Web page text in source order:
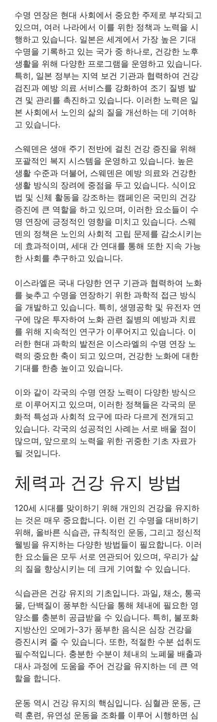
수명 연장은 현대 사회에서 중요한 주제로 부각되고
있으며, 여러 나라에서 이를 위한 정책과 노력을 시
행하고 있습니다. 일본은 세계에서 가장 높은 기대
수명을 기록하고 있는 국가 중 하나로, 건강한 노후
생활을 위해 다양한 프로그램을 운영하고 있습니다.
특히, 일본 정부는 지역 보건 기관과 협력하여 건강
검진과 예방 의료 서비스를 강화하여 조기 질병 발
견 및 관리를 촉진하고 있습니다. 이러한 노력은 일
본 사회에서 노인의 삶의 질을 개선하는 데 기여하
고 있습니다.
스웨덴은 생애 주기 전반에 걸친 건강 증진을 위해
포괄적인 복지 시스템을 운영하고 있습니다. 높은
생활 수준과 더불어, 스웨덴은 예방 의료와 건강한
생활 방식의 장려에 중점을 두고 있습니다. 식이요
법 및 신체 활동을 강조하는 캠페인은 국민의 건강
증진에 큰 역할을 하고 있으며, 이러한 요소들이 수
명 연장에 긍정적인 영향을 미치고 있습니다. 스웨
덴의 정책은 노인의 사회적 고립 문제를 감소시키는
데 효과적이며, 세대 간 연대를 통해 또한 지속 가능
한 사회를 추구하고 있습니다.
이스라엘은 국내 다양한 연구 기관과 협력하여 노화
를 늦추고 수명을 연장하기 위한 과학적 접근 방식
을 개발하고 있습니다. 특히, 생명공학 및 유전자 연
구에 많은 투자하여 노화 관련 질병의 예방과 치료
를 위해 지속적인 연구가 이루어지고 있습니다. 이
러한 현대 과학의 발전은 이스라엘의 수명 연장 노
력의 중요한 축이 되고 있으며, 건강한 노화에 대한
기대를 한층 높이고 있습니다.
이와 같이 각국의 수명 연장 노력이 다양한 방식으
로 이루어지고 있으며, 이러한 정책들은 각국의 문
화적 특성과 사회적 요구에 따라 다르게 전개되고
있습니다. 각국의 성공적인 사례는 서로 배울 점이
많으며, 앞으로의 노력을 위한 귀중한 기초 자료가
될 것입니다.
체력과 건강 유지 방법
120세 시대를 맞이하기 위해 개인의 건강을 유지하
는 것은 매우 중요합니다. 이런 긴 수명을 대비하기
위해, 올바른 식습관, 규칙적인 운동, 그리고 정신적
웰빙을 유지하는 다양한 방법들이 필요합니다. 이러
한 요소들은 모두 서로 연관되어 있으며, 우리가 삶
의 질을 향상시키는 데 크게 기여할 수 있습니다.
식습관은 건강 유지의 기초입니다. 과일, 채소, 통곡
물, 단백질이 풍부한 식단을 통해 체내에 필요한 영
양소를 충분히 공급받을 수 있습니다. 특히, 불포화
지방산인 오메가-3가 풍부한 음식은 심장 건강을
증진시켜 줄 수 있습니다. 또한, 적절한 수분 섭취도
필수적입니다. 충분한 수분이 체내의 노폐물 배출과
대사 과정에 도움을 주어 건강을 유지하는 데 큰 역
할을 합니다.
운동 역시 건강 유지의 핵심입니다. 심혈관 운동, 근
력 훈련, 유연성 운동을 조화를 이루어 시행하면 심